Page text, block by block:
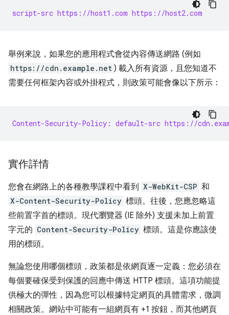
script-src https://host1.com https://host2.com
舉例來說，如果您的應用程式會從內容傳送網路 (例如
https://cdn.example.net ) 載入所有資源，且您知道不
需要任何框架內容或外掛程式，則政策可能會像以下所示：
Content-Security-Policy: default-src https://
實作詳情
您會在網路上的各種教學課程中看到 X-WebKit-CSP 和
X-Content-Security-Policy 標頭。往後，您應忽略這
些前置字首的標頭。現代瀏覽器 (IE 除外) 支援未加上前置
字元的 Content-Security-Policy 標頭。這是你應該使
用的標頭。
無論您使用哪個標頭，政策都是依網頁逐一定義：您必須在
每個要確保受到保護的回應中傳送 HTTP 標頭。這項功能提
供極大的彈性，因為您可以根據特定網頁的具體需求，微調
相關政策。網站中可能有一組網頁有 +1 按鈕，而其他網頁